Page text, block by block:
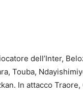
dell’Inter,
Touba,
In attacco Traore,